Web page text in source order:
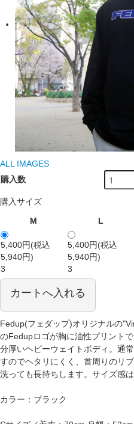
ALL IMAGES
購入数
購入サイズ
M
L
5,400円(税込
5,940円)
3
5,400円(税込
5,940円)
3
カートへ入れる
Fedup(フェダップ)オリジナルの
のFedupロゴが胸に油性プリント
分厚いヘビーウェイトボディ。通
すのでヘタリにくく、首周りのリ
洗っても長持ちします。サイズ感
カラー：ブラック